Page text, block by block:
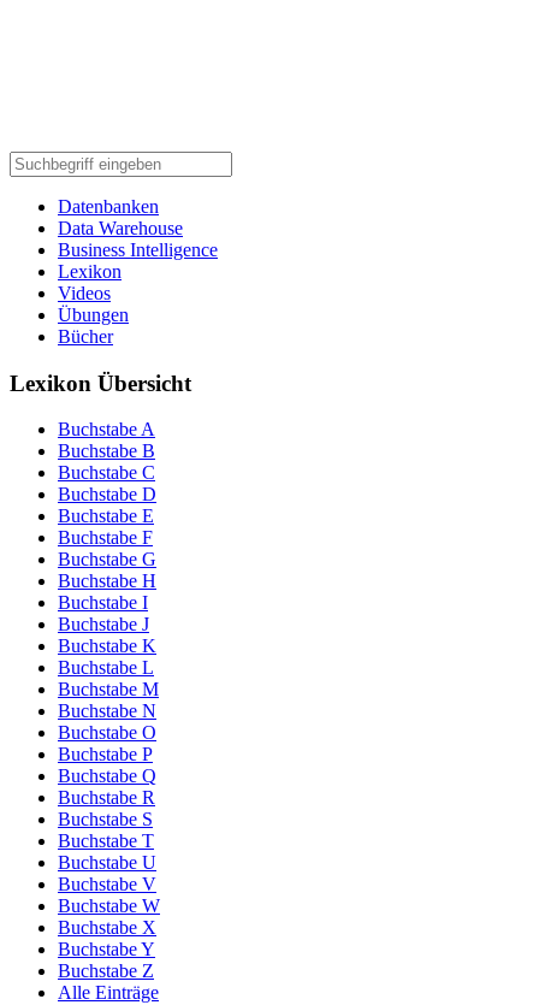
Datenbanken
Data Warehouse
Business Intelligence
Lexikon
Videos
Übungen
Bücher
Lexikon Übersicht
Buchstabe A
Buchstabe B
Buchstabe C
Buchstabe D
Buchstabe E
Buchstabe F
Buchstabe G
Buchstabe H
Buchstabe I
Buchstabe J
Buchstabe K
Buchstabe L
Buchstabe M
Buchstabe N
Buchstabe O
Buchstabe P
Buchstabe Q
Buchstabe R
Buchstabe S
Buchstabe T
Buchstabe U
Buchstabe V
Buchstabe W
Buchstabe X
Buchstabe Y
Buchstabe Z
Alle Einträge